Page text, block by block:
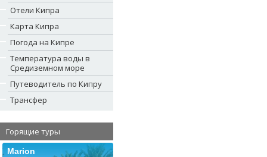
Отели Кипра
Карта Кипра
Погода на Кипре
Температура воды в
Средиземном море
Путеводитель по Кипру
Трансфер
Горящие туры
Marion